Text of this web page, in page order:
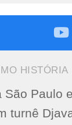
HISTÓRIA
São Paulo
turnê